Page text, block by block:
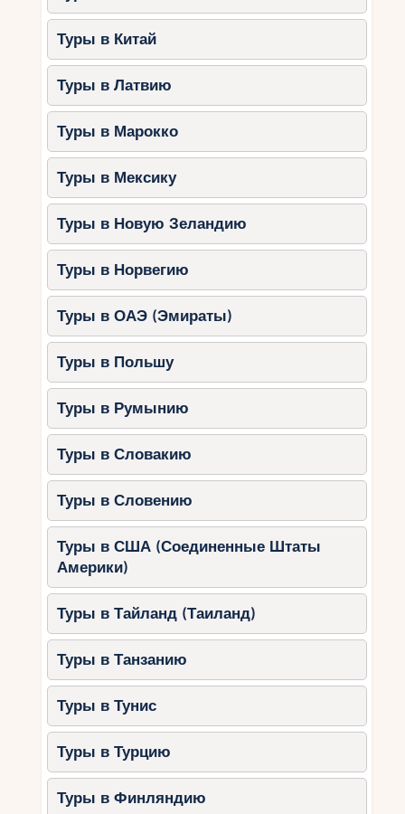
Туры в Китай
Туры в Латвию
Туры в Марокко
Туры в Мексику
Туры в Новую Зеландию
Туры в Норвегию
Туры в ОАЭ (Эмираты)
Туры в Польшу
Туры в Румынию
Туры в Словакию
Туры в Словению
Туры в США (Соединенные Штаты
Америки)
Туры в Тайланд (Таиланд)
Туры в Танзанию
Туры в Тунис
Туры в Турцию
Туры в Финляндию